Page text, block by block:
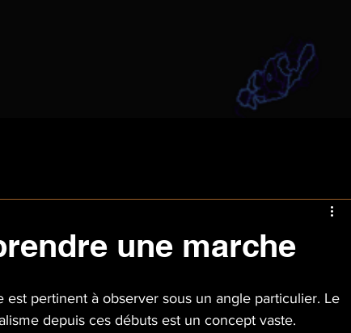
une marche
est pertinent à observer sous un angle particulier. Le
depuis ces débuts est un concept vaste.